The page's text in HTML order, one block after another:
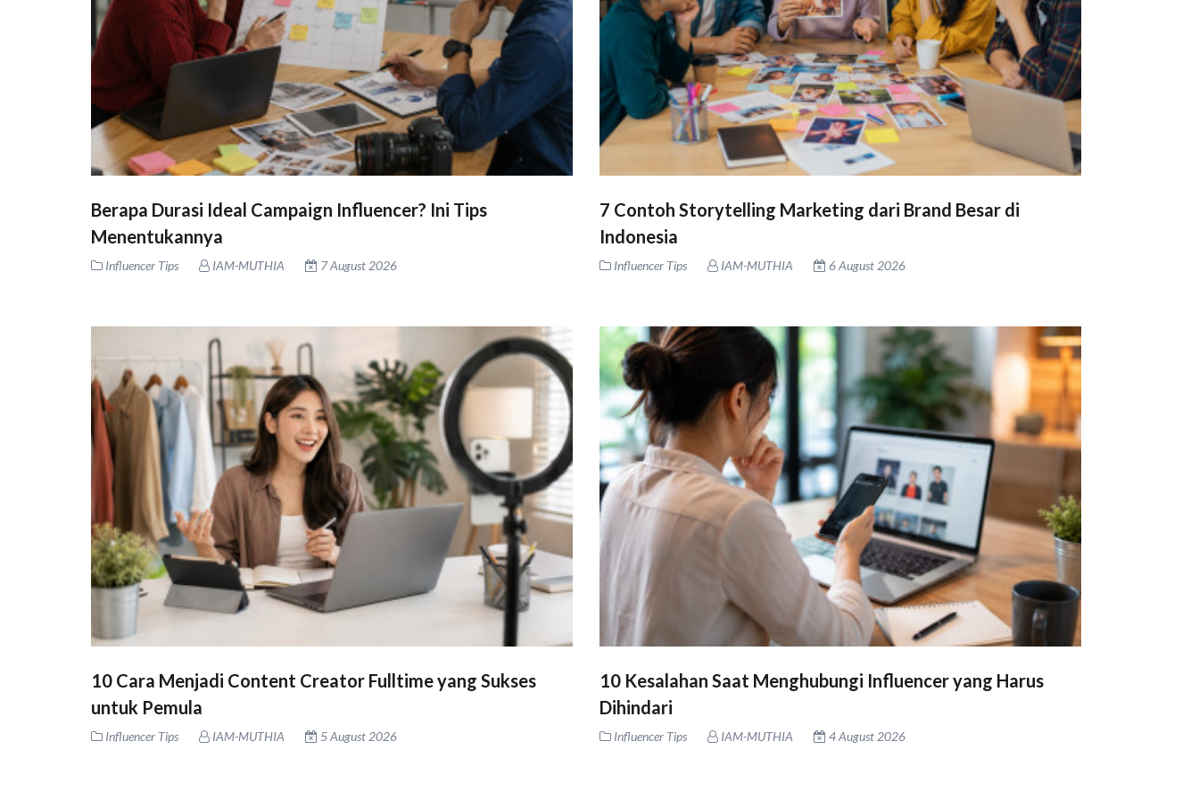
Berapa Durasi Ideal Campaign Influencer? Ini Tips
Menentukannya
Influencer Tips IAM-MUTHIA 7 August 2026
7 Contoh Storytelling Marketing dari Brand Besar di
Indonesia
Influencer Tips IAM-MUTHIA 6 August 2026
10 Cara Menjadi Content Creator Fulltime yang Sukses
untuk Pemula
Influencer Tips IAM-MUTHIA 5 August 2026
10 Kesalahan Saat Menghubungi Influencer yang Harus
Dihindari
Influencer Tips IAM-MUTHIA 4 August 2026